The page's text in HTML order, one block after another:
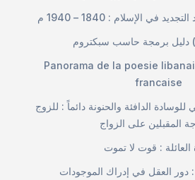
في الإسلام : 1840 – 1940 م
Panorama de la poesie
francaise
للوسادة الدافئة والحنونة دائماً : للزوج
المقبلين على الزواج
العائلة : قوت لا تموت
: دور العقل في إدراك الموجودات